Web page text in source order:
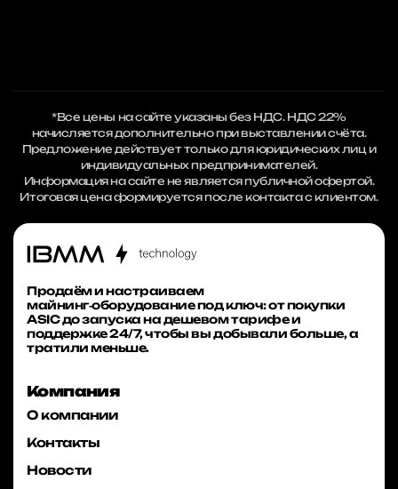
*Все цены на сайте указаны без НДС. НДС 22%
начисляется дополнительно при выставлении счёта.
Предложение действует только для юридических лиц и
индивидуальных предпринимателей.
Информация на сайте не является публичной офертой.
Итоговая цена формируется после контакта с клиентом.
Продаём и настраиваем
майнинг‑оборудование под ключ: от покупки
ASIC до запуска на дешевом тарифе и
поддержке 24/7, чтобы вы добывали больше, а
тратили меньше.
Компания
О компании
Контакты
Новости